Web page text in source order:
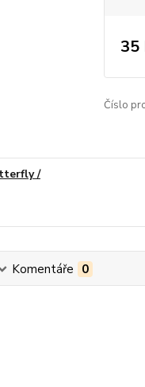
35
Číslo
/
Komentáře 0